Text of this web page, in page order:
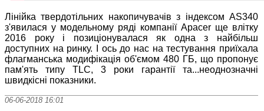
Лінійка твердотільних накопичувачів з індексом AS340
з'явилася у модельному ряді компанії Apacer ще влітку
2016 року і позиціонувалася як одна з найбільш
доступних на ринку. І ось до нас на тестування приїхала
флагманська модифікація об'ємом 480 ГБ, що пропонує
пам'ять типу TLC, 3 роки гарантії та...неоднозначні
швидкісні показники.
06-06-2018 16:01